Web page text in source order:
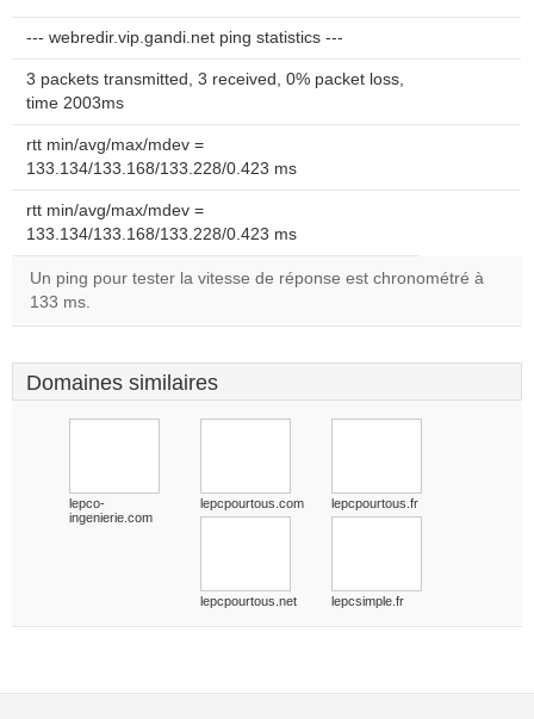
--- webredir.vip.gandi.net ping statistics ---
3 packets transmitted, 3 received, 0% packet loss,
time 2003ms
rtt min/avg/max/mdev =
133.134/133.168/133.228/0.423 ms
rtt min/avg/max/mdev =
133.134/133.168/133.228/0.423 ms
Un ping pour tester la vitesse de réponse est chronométré à
133 ms.
Domaines similaires
lepco-
ingenierie.com
lepcpourtous.com lepcpourtous.fr
lepcpourtous.net lepcsimple.fr